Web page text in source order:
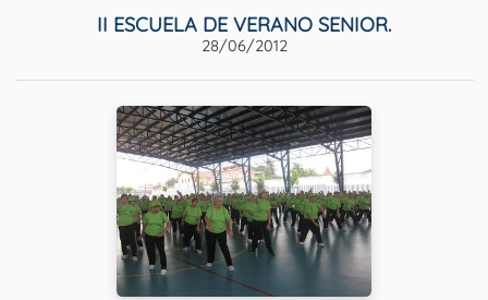
II ESCUELA DE VERANO SENIOR.
28/06/2012